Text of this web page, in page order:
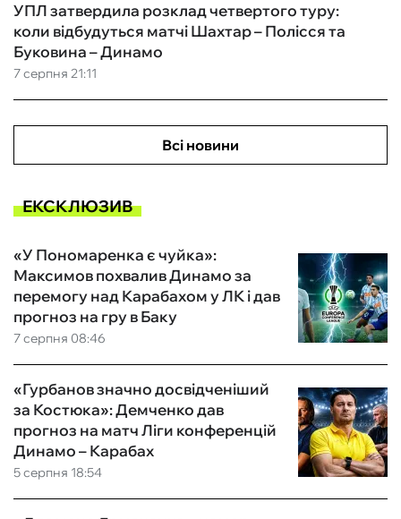
7 серпня 21:11
УПЛ затвердила розклад четвертого туру:
коли відбудуться матчі Шахтар – Полісся та
Буковина – Динамо
Всі новини
ЕКСКЛЮЗИВ
7 серпня 08:46
«У Пономаренка є чуйка»:
Максимов похвалив Динамо за
перемогу над Карабахом у ЛК і дав
прогноз на гру в Баку
5 серпня 18:54
«Гурбанов значно досвідченіший
за Костюка»: Демченко дав
прогноз на матч Ліги конференцій
Динамо – Карабах